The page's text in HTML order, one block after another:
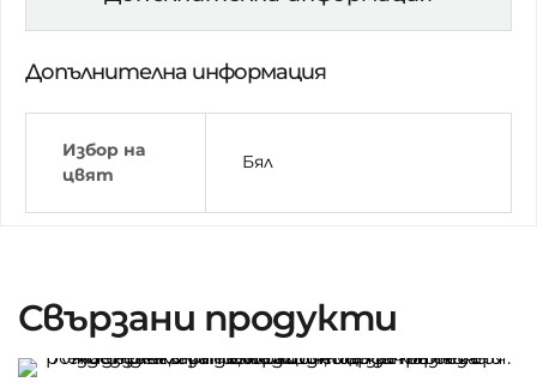
Допълнителна информация
Избор на
цвят
Бял
Свързани продукти